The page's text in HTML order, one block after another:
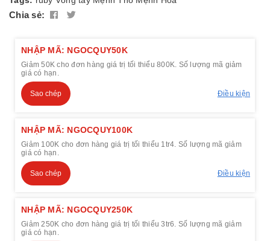
Chia sẻ:
NHẬP MÃ: NGOCQUY50K
Giảm 50K cho đơn hàng giá trị tối thiểu 800K. Số lượng mã giảm
giá có hạn.
Sao chép Điều kiện
NHẬP MÃ: NGOCQUY100K
Giảm 100K cho đơn hàng giá trị tối thiểu 1tr4. Số lượng mã giảm
giá có hạn.
Sao chép Điều kiện
NHẬP MÃ: NGOCQUY250K
Giảm 250K cho đơn hàng giá trị tối thiểu 3tr6. Số lượng mã giảm
giá có hạn.